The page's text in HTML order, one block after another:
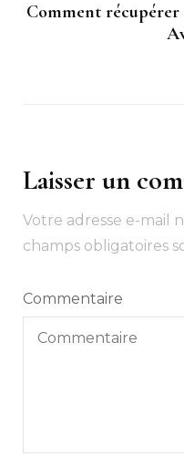
Comment
Laisser un
Votre adresse e-mail
champs obligatoires
Commentaire